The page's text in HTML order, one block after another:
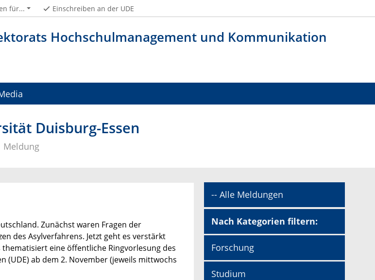
Hochschulmanagement und Kommunikation
für... Einschreiben an der UDE
Duisburg-Essen
Meldung
Zunächst waren Fragen der
des Asylverfahrens. Jetzt geht es verstärkt
eine öffentliche Ringvorlesung des
(UDE) ab dem 2. November (jeweils mittwochs
-- Alle Meldungen
Nach Kategorien filtern:
Forschung
Studium